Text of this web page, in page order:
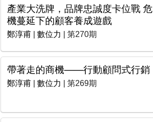
產業大洗牌，品牌忠誠度卡位戰 危
機蔓延下的顧客養成遊戲
鄭淳甫 數位力 | 第270期
帶著走的商機——行動顧問式行銷
鄭淳甫 數位力 | 第269期